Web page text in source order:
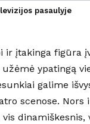
pasaulyje
ir įtakinga figūra
ypatingą
galime
scenose.